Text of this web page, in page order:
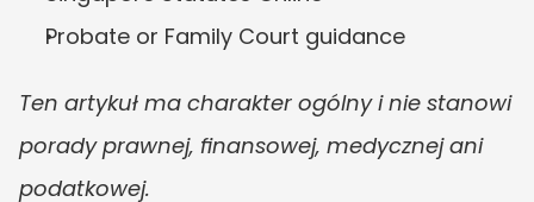
Probate or Family Court guidance
Ten artykuł ma charakter ogólny i nie stanowi
porady prawnej, finansowej, medycznej ani
podatkowej.